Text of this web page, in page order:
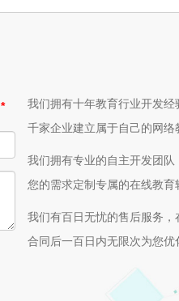
*
我们拥有十年教育行业开发经
千家企业建立属于自己的网络
我们拥有专业的自主开发团队
您的需求定制专属的在线教育
我们有百日无忧的售后服务，
合同后一百日内无限次为您优